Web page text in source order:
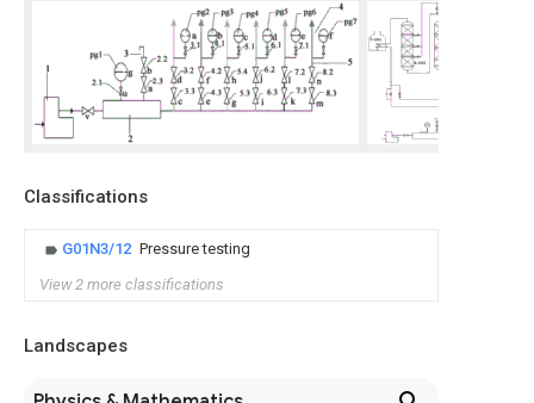
Classifications
G01N3/12 Pressure testing
View 2 more classifications
Landscapes